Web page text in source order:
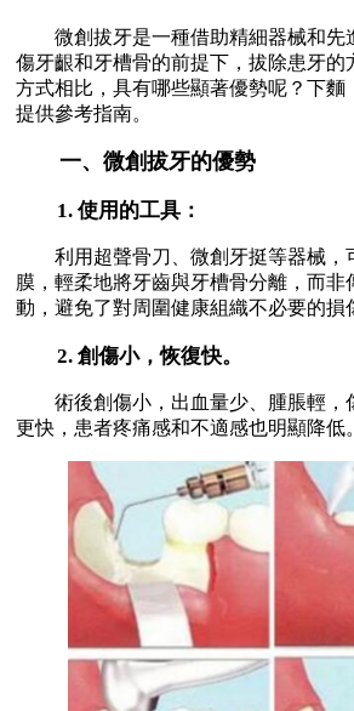
微創拔牙是一種借助精細器械和先
傷牙齦和牙槽骨的前提下，拔除患牙的
方式相比，具有哪些顯著優勢呢？下麵
提供參考指南。
一、微創拔牙的優勢
1. 使用的工具：
利用超聲骨刀、微創牙挺等器械，
膜，輕柔地將牙齒與牙槽骨分離，而非
動，避免了對周圍健康組織不必要的損
2. 創傷小，恢復快。
術後創傷小，出血量少、腫脹輕，
更快，患者疼痛感和不適感也明顯降低。